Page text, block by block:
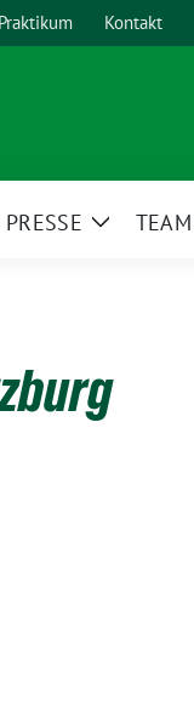
Praktikum Kontakt
PRESSE
ZeigeTEAM